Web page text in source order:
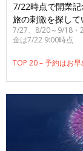
7/22時点で開業
旅の刺激を探し
7/27、8/20～9/18・
金は7/22 9:00時点
TOP 20 – 予約はお早